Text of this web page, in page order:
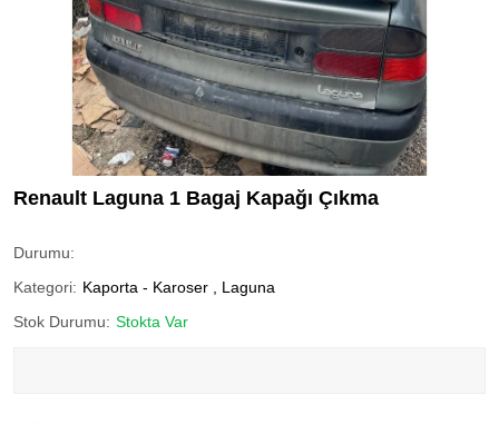
Renault Laguna 1 Bagaj Kapağı Çıkma
Durumu:
Kategori: Kaporta - Karoser
Laguna
Stok Durumu: Stokta Var